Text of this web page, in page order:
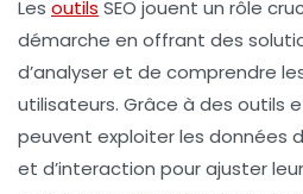
Les outils SEO jouent un rôle
démarche en offrant des
d’analyser et de comprendre
utilisateurs. Grâce à des outils
peuvent exploiter les données
et d’interaction pour ajuster